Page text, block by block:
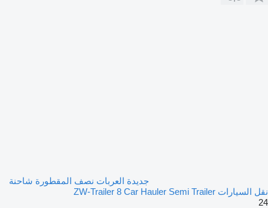
جديدة العربات نصف المقطورة شاحنة
نقل السيارات ZW-Trailer 8 Car Hauler Semi Trailer
24